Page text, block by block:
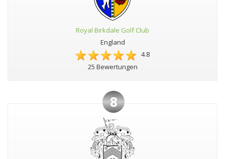
Royal Birkdale Golf Club
England
4.8
25 Bewertungen
8